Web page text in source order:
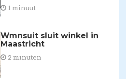
1 minuut
Wmnsuit sluit winkel in
Maastricht
2 minuten